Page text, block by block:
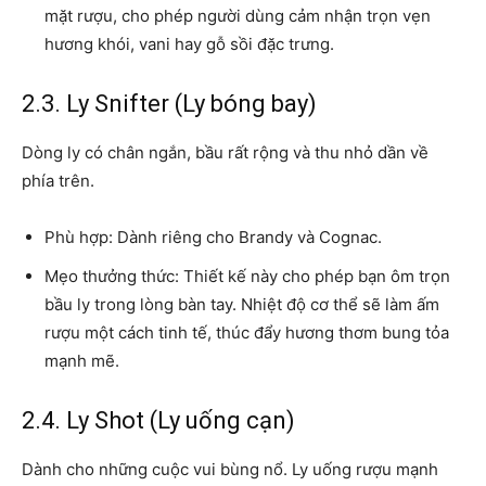
mặt rượu, cho phép người dùng cảm nhận trọn vẹn
hương khói, vani hay gỗ sồi đặc trưng.
2.3. Ly Snifter (Ly bóng bay)
Dòng ly có chân ngắn, bầu rất rộng và thu nhỏ dần về
phía trên.
Phù hợp: Dành riêng cho Brandy và Cognac.
Mẹo thưởng thức: Thiết kế này cho phép bạn ôm trọn
bầu ly trong lòng bàn tay. Nhiệt độ cơ thể sẽ làm ấm
rượu một cách tinh tế, thúc đẩy hương thơm bung tỏa
mạnh mẽ.
2.4. Ly Shot (Ly uống cạn)
Dành cho những cuộc vui bùng nổ. Ly uống rượu mạnh